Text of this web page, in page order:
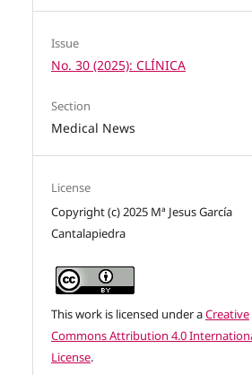
Issue
No. 30 (2025): CLÍNICA
Section
Medical News
License
Copyright (c) 2025 Mª Jesus García
Cantalapiedra
This work is licensed under aCreative
Commons Attribution 4.0
License.